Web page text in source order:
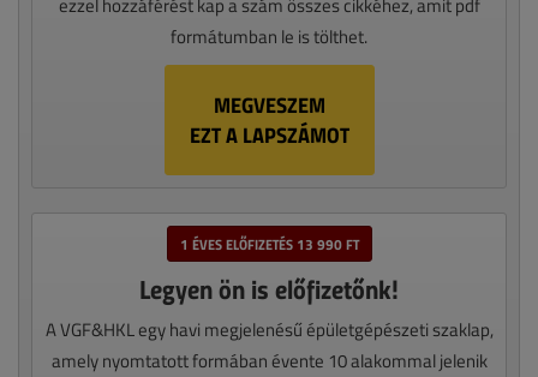
ezzel hozzáférést kap a szám összes cikkéhez, amit pdf
formátumban le is tölthet.
MEGVESZEM
EZT A LAPSZÁMOT
1 ÉVES ELŐFIZETÉS 13 990 FT
Legyen ön is előfizetőnk!
A VGF&HKL egy havi megjelenésű épületgépészeti szaklap,
amely nyomtatott formában évente 10 alakommal jelenik